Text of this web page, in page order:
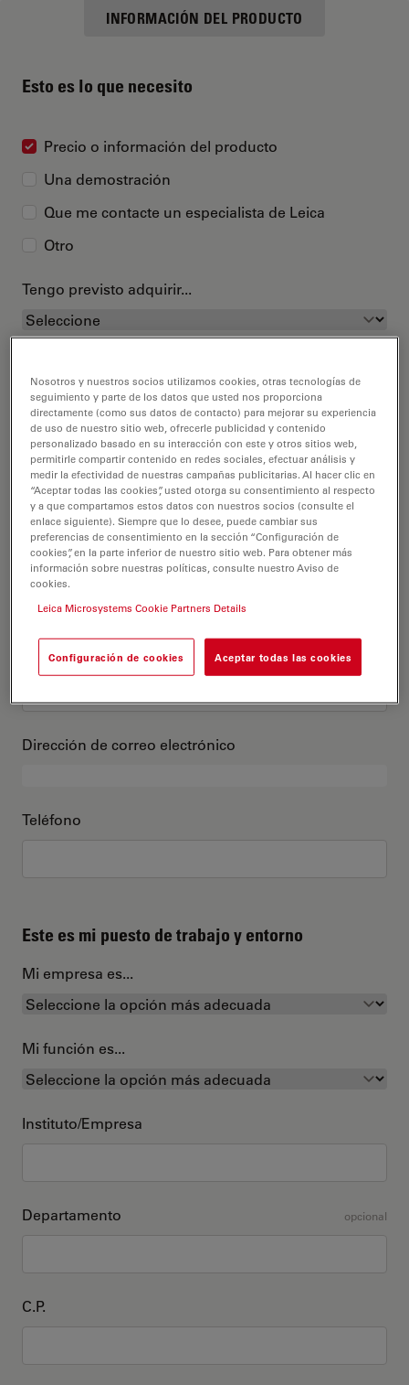
INFORMACIÓN DEL PRODUCTO
Esto es lo que necesito
Precio o información del producto
Una demostración
Que me contacte un especialista de Leica
Otro
Tengo previsto adquirir...
Este es mi perfil
Título académico opcional
Nombre
Apellido
Dirección de correo electrónico
Teléfono
Este es mi puesto de trabajo y entorno
Mi empresa es...
Mi función es...
Instituto/Empresa
Departamento opcional
C.P.
Nosotros y nuestros socios utilizamos cookies, otras tecnologías de
seguimiento y parte de los datos que usted nos proporciona
directamente (como sus datos de contacto) para mejorar su experiencia
de uso de nuestro sitio web, ofrecerle publicidad y contenido
personalizado basado en su interacción con este y otros sitios web,
permitirle compartir contenido en redes sociales, efectuar análisis y
medir la efectividad de nuestras campañas publicitarias. Al hacer clic en
“Aceptar todas las cookies”, usted otorga su consentimiento al respecto
y a que compartamos estos datos con nuestros socios (consulte el
enlace siguiente). Siempre que lo desee, puede cambiar sus
preferencias de consentimiento en la sección “Configuración de
cookies”, en la parte inferior de nuestro sitio web. Para obtener más
información sobre nuestras políticas, consulte nuestro Aviso de
cookies.
Leica Microsystems Cookie Partners Details
Configuración de cookies Aceptar todas las cookies